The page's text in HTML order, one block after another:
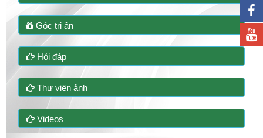
Góc tri ân
Hỏi đáp
Thư viện ảnh
Videos